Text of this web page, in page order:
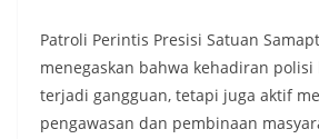
Patroli Perintis Presisi Satuan
menegaskan bahwa kehadiran
terjadi gangguan, tetapi juga aktif
pengawasan dan pembinaan